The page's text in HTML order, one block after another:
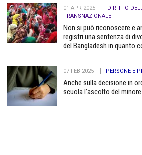
01 APR 2025
DIRITTO
TRANSNAZIONALE
Non si può riconoscere e
registri una sentenza di
del Bangladesh in quanto
07 FEB 2025 PERSONE E
Anche sulla decisione in
scuola l’ascolto del